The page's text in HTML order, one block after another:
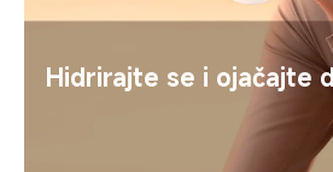
Hidriraјte se i ojačajte